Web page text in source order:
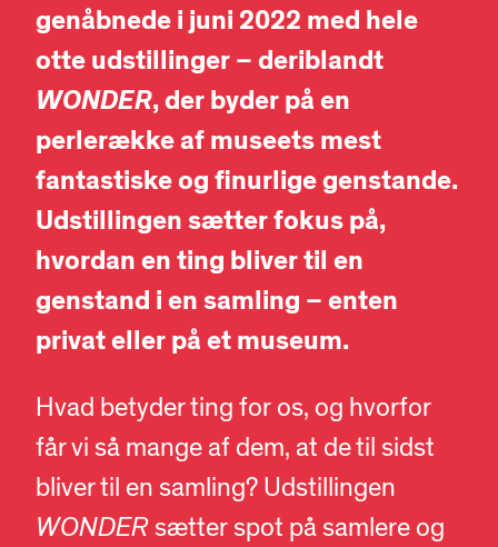
genåbnede i juni 2022 med hele
otte udstillinger – deriblandt
WONDER, der byder på en
perlerække af museets mest
fantastiske og finurlige genstande.
Udstillingen sætter fokus på,
hvordan en ting bliver til en
genstand i en samling – enten
privat eller på et museum.
Hvad betyder ting for os, og hvorfor
får vi så mange af dem, at de til sidst
bliver til en samling? Udstillingen
WONDERsætter spot på samlere og